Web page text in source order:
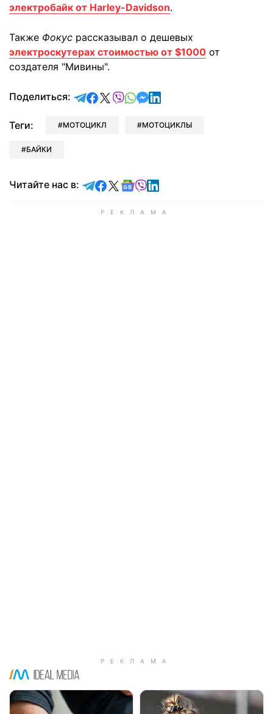
электробайк от Harley-Davidson.
Также Фокус рассказывал о дешевых
электроскутерах стоимостью от $1000 от
создателя "Мивины".
Поделиться: отправить в Telegram
поделиться в Facebook
поделиться в X
отправить в Viber
отправить в Whatsapp
отправить в Messenger
отправить в LinkedIn
Теги: МОТОЦИКЛ МОТОЦИКЛЫ
БАЙКИ
Читайте нас в: Читайте в Telegram
Читайте в Facebook
Читайте в X
Читайте в Google news
Читайте в Viber
Читайте в LinkedIn